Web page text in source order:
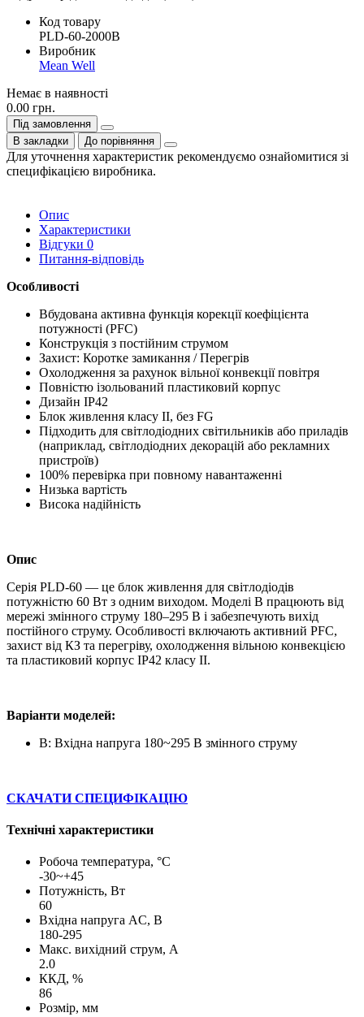
Код товару
PLD-60-2000B
Виробник
Mean Well
Немає в наявності
0.00 грн.
Під замовлення
В закладки
До порівняння
Для уточнення характеристик рекомендуємо ознайомитися зі
специфікацією виробника.
Опис
Характеристики
Відгуки 0
Питання-відповідь
Особливості
Вбудована активна функція корекції коефіцієнта
потужності (PFC)
Конструкція з постійним струмом
Захист: Коротке замикання / Перегрів
Охолодження за рахунок вільної конвекції повітря
Повністю ізольований пластиковий корпус
Дизайн IP42
Блок живлення класу II, без FG
Підходить для світлодіодних світильників або приладів
(наприклад, світлодіодних декорацій або рекламних
пристроїв)
100% перевірка при повному навантаженні
Низька вартість
Висока надійність
Опис
Серія PLD-60 — це блок живлення для світлодіодів
потужністю 60 Вт з одним виходом. Моделі B працюють від
мережі змінного струму 180–295 В і забезпечують вихід
постійного струму. Особливості включають активний PFC,
захист від КЗ та перегріву, охолодження вільною конвекцією
та пластиковий корпус IP42 класу II.
Варіанти моделей:
B: Вхідна напруга 180~295 В змінного струму
СКАЧАТИ СПЕЦИФІКАЦІЮ
Технічні характеристики
Робоча температура, °C
-30~+45
Потужність, Вт
60
Вхідна напруга AC, В
180-295
Макс. вихідний струм, А
2.0
ККД, %
86
Розмір, мм